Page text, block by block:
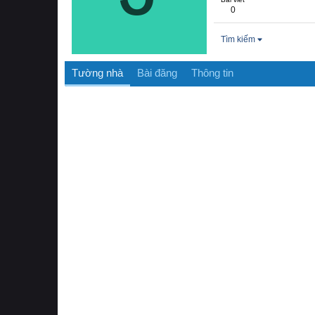
0
Tìm kiếm
Tường nhà Bài đăng Thông tin